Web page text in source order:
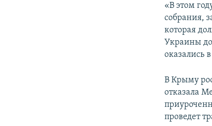
«В этом
собрания,
которая
Украины
оказались
В Крыму
отказала
проведет